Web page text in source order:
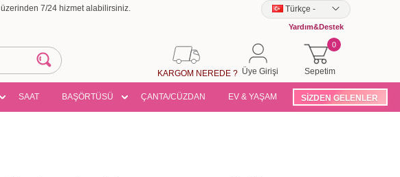
üzerinden 7/24 hizmet alabilirsiniz. Türkçe -
Yardım&Destek
Sepetim
0
Üye Girişi
KARGOM NEREDE ?
SAAT BAŞÖRTÜSÜ ÇANTA/CÜZDAN EV & YAŞAM SİZDEN GELENLER